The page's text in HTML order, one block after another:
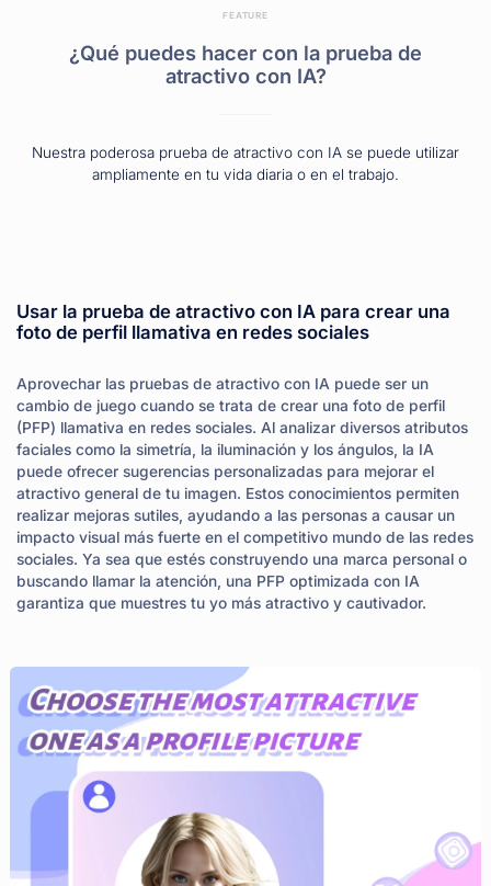
FEATURE
¿Qué puedes hacer con la prueba de
atractivo con IA?
Nuestra poderosa prueba de atractivo con IA se puede utilizar
ampliamente en tu vida diaria o en el trabajo.
Usar la prueba de atractivo con IA para crear una
foto de perfil llamativa en redes sociales
Aprovechar las pruebas de atractivo con IA puede ser un
cambio de juego cuando se trata de crear una foto de perfil
(PFP) llamativa en redes sociales. Al analizar diversos atributos
faciales como la simetría, la iluminación y los ángulos, la IA
puede ofrecer sugerencias personalizadas para mejorar el
atractivo general de tu imagen. Estos conocimientos permiten
realizar mejoras sutiles, ayudando a las personas a causar un
impacto visual más fuerte en el competitivo mundo de las redes
sociales. Ya sea que estés construyendo una marca personal o
buscando llamar la atención, una PFP optimizada con IA
garantiza que muestres tu yo más atractivo y cautivador.